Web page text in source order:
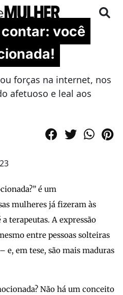
contar: você
forças na internet, nos
afetuoso e leal aos
é um
mulheres já fizeram às
terapeutas. A expressão
entre pessoas solteiras
e, em tese, são mais maduras
Não há um conceito